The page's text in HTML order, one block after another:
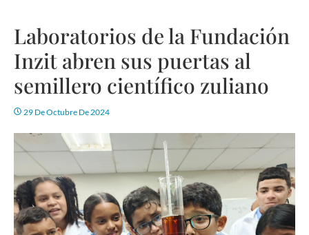
Laboratorios de la Fundación
Inzit abren sus puertas al
semillero científico zuliano
29 De Octubre De 2024